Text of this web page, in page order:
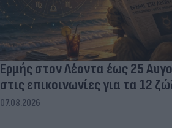
Ερμής στον Λέοντα έως 25
στις επικοινωνίες για τα 12
07.08.2026